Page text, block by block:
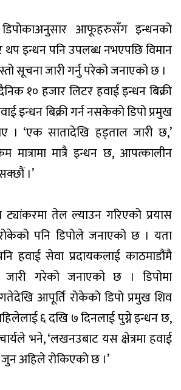
आफूहरुसँग इन्धनको
इन्धन पनि उपलब्ध नभएपछि विमान
सूचना जारी गर्नु परेको जनाएको छ ।
१० हजार लिटर हवाई इन्धन बिक्री
इन्धन बिक्री गर्न नसकेको डिपो प्रमुख
। ‘एक सातादेखि हड्ताल जारी छ,’
मात्रामा मात्रै इन्धन छ, आपत्कालीन
।’
ट्यांकरमा तेल ल्याउन गरिएको प्रयास
पनि डिपोले जनाएको छ । यता
हवाई सेवा प्रदायकलाई काठमाडौंमै
गरेको जनाएको छ । डिपोमा
आपूर्ति रोकेको डिपो प्रमुख शिव
६ दखि ७ दिनलाई पुग्ने इन्धन छ,
भने, ‘लखनउबाट यस क्षेत्रमा हवाई
जुन अहिले रोकिएको छ ।’